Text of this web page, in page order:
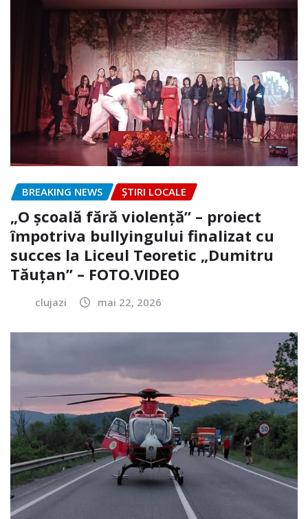
BREAKING NEWS ȘTIRI LOCALE
„O școală fără violență” – proiect
împotriva bullyingului finalizat cu
succes la Liceul Teoretic „Dumitru
Tăuțan” – FOTO.VIDEO
clujazi mai 22, 2026